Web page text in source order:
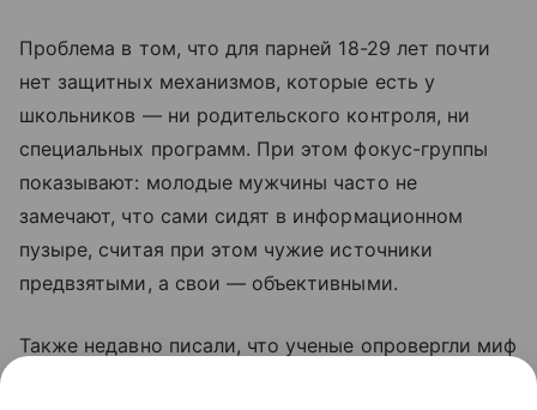
Проблема в том, что для парней 18-29 лет почти
нет защитных механизмов, которые есть у
школьников — ни родительского контроля, ни
специальных программ. При этом фокус-группы
показывают: молодые мужчины часто не
замечают, что сами сидят в информационном
пузыре, считая при этом чужие источники
предвзятыми, а свои — объективными.
Также недавно писали, что ученые опровергли миф